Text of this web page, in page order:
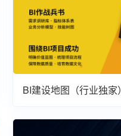
BI建设地图（行业独家）